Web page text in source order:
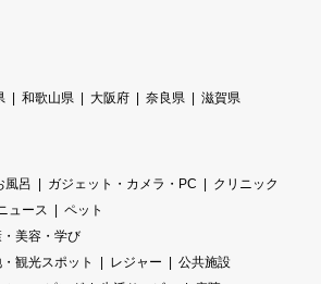
和歌山県 大阪府 奈良県 滋賀県
風呂 ガジェット・カメラ・PC
クリニック
ュース
ペット
美容・学び
観光スポット
レジャー
公共施設